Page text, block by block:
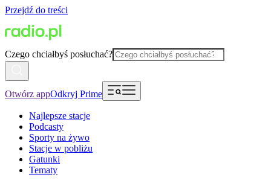
Przejdź do treści
Czego chciałbyś posłuchać?
Otwórz appOdkryj Prime
Najlepsze stacje
Podcasty
Sporty na żywo
Stacje w pobliżu
Gatunki
Tematy